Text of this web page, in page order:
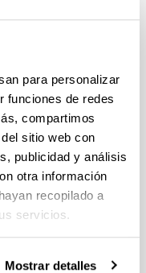
para personalizar
funciones de redes
compartimos
sitio web con
publicidad y análisis
otra información
recopilado a
servicios.
Mostrar detalles
en la
de los